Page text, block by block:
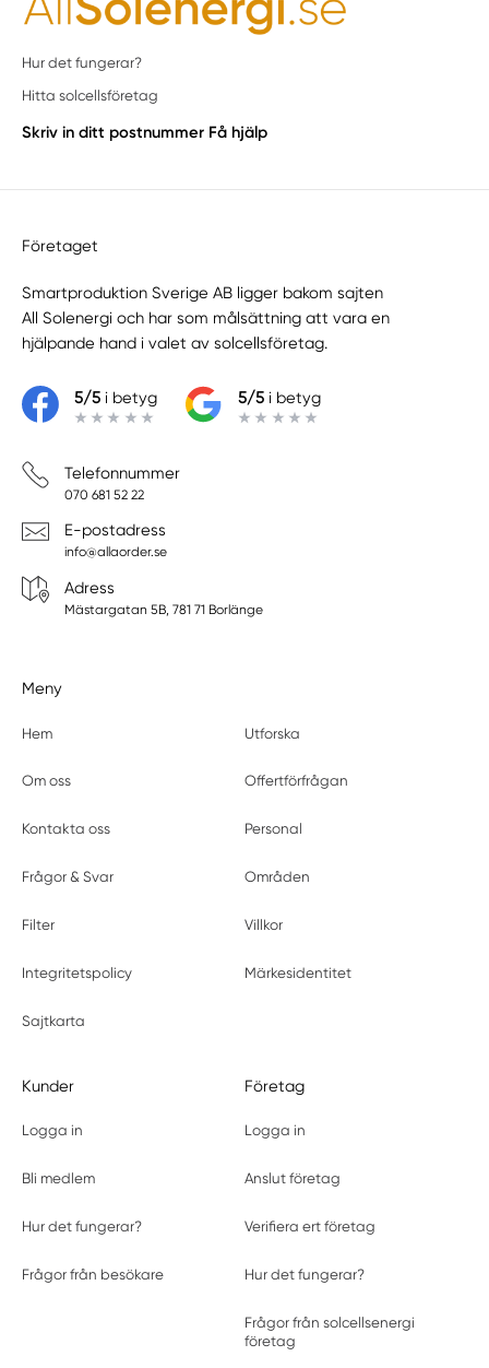
Hur det fungerar?
Hitta solcellsföretag
Skriv in ditt postnummer Få hjälp
Företaget
Smartproduktion Sverige AB ligger bakom sajten
All Solenergi och har som målsättning att vara en
hjälpande hand i valet av solcellsföretag.
5/5i betyg 5/5i betyg
Telefonnummer
070 681 52 22
E-postadress
info@allaorder.se
Adress
Mästargatan 5B, 781 71 Borlänge
Meny
Hem Utforska
Om oss Offertförfrågan
Kontakta oss Personal
Frågor & Svar Områden
Filter Villkor
Integritetspolicy Märkesidentitet
Sajtkarta
Kunder
Logga in
Bli medlem
Hur det fungerar?
Frågor från besökare
Företag
Logga in
Anslut företag
Verifiera ert företag
Hur det fungerar?
Frågor från solcellsenergi
företag